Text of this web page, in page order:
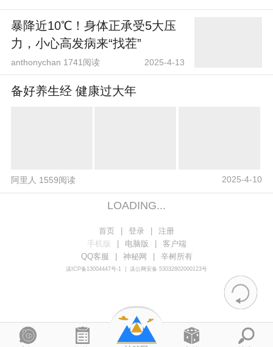
暴降近10℃！身体正承受5大压
力，小心高发病来“找茬”
anthonychan 1741阅读 2025-4-13
备好养生经 健康过大年
阿里人 1559阅读 2025-4-10
LOADING...
首页 登录
注册
手机版
电脑版
客户端
QQ客服
神秘网 辛树所有
滇ICP备13004447号-1 滇公网安备 53032802000123号